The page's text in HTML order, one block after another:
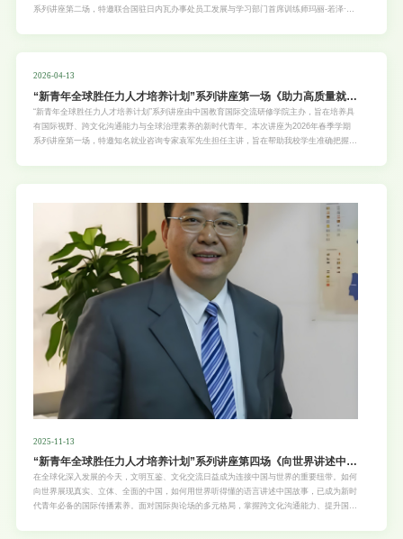
系列讲座第二场，特邀联合国驻日内瓦办事处员工发展与学习部门首席训练师玛丽-若泽·阿
2026-04-13
“新青年全球胜任力人才培养计划”系列讲座第一场《助力高质量就
业，大学生就业的12条出路》
“新青年全球胜任力人才培养计划”系列讲座由中国教育国际交流研修学院主办，旨在培养具
有国际视野、跨文化沟通能力与全球治理素养的新时代青年。本次讲座为2026年春季学期
系列讲座第一场，特邀知名就业咨询专家袁军先生担任主讲，旨在帮助我校学生准确把握就
袁军，知名就业咨询与职场发展专家，北京菜鸟无忧教育科技有限公司董事长，全平台粉丝
副主任、秘书长兼理事。三、讲座内容
2025-11-13
“新青年全球胜任力人才培养计划”系列讲座第四场《向世界讲述中国
故事——一个中国记者的声音究竟可以传多远》
在全球化深入发展的今天，文明互鉴、文化交流日益成为连接中国与世界的重要纽带。如何
向世界展现真实、立体、全面的中国，如何用世界听得懂的语言讲述中国故事，已成为新时
代青年必备的国际传播素养。面对国际舆论场的多元格局，掌握跨文化沟通能力、提升国际